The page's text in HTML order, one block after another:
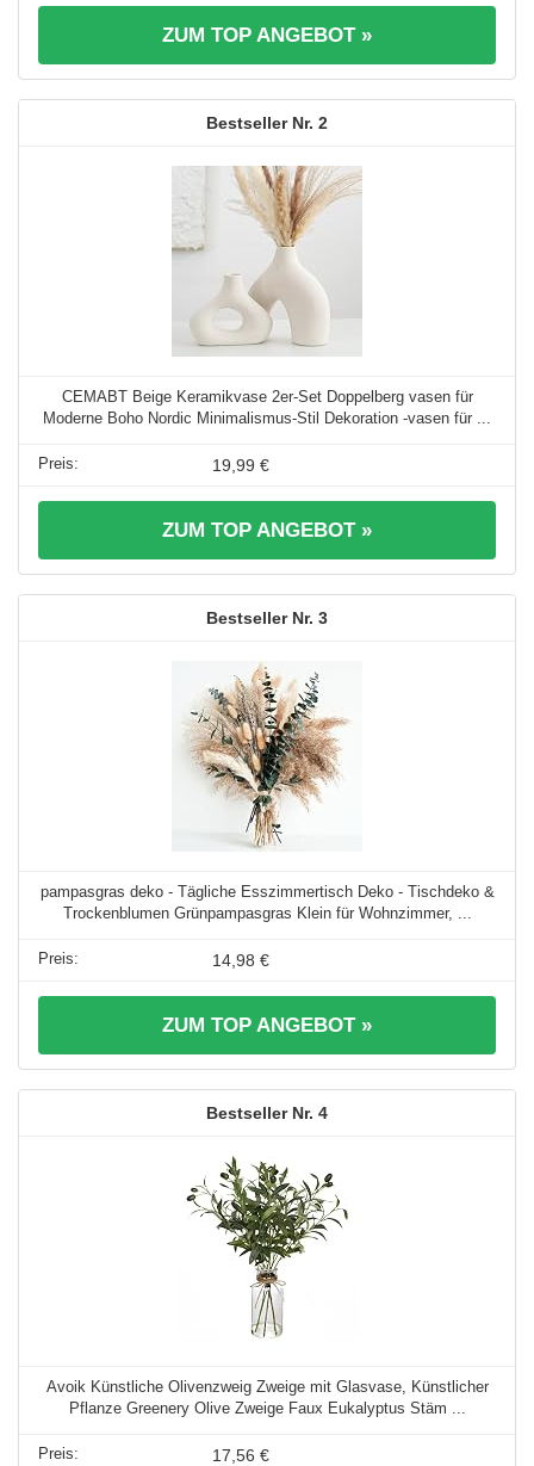
ZUM TOP ANGEBOT »
2
CEMABT Beige Keramikvase 2er-Set Doppelberg vasen für
Moderne Boho Nordic Minimalismus-Stil Dekoration -vasen für ...
19,99 €
ZUM TOP ANGEBOT »
3
pampasgras deko - Tägliche Esszimmertisch Deko - Tischdeko &
Trockenblumen Grünpampasgras Klein für Wohnzimmer, ...
14,98 €
ZUM TOP ANGEBOT »
4
Avoik Künstliche Olivenzweig Zweige mit Glasvase, Künstlicher
Pflanze Greenery Olive Zweige Faux Eukalyptus Stäm ...
17,56 €